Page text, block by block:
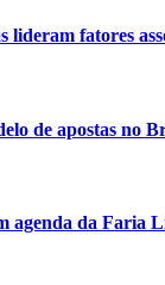
lideram fatores
de apostas no
agenda da Faria